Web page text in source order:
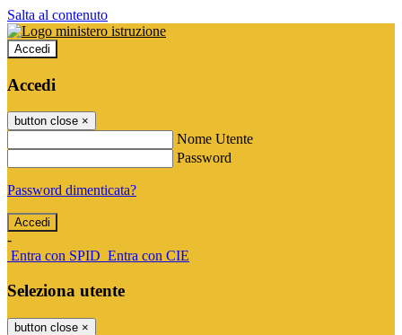
Salta al contenuto
Accedi
Accedi
button close ×
Nome Utente
Password
Password dimenticata?
-
Entra con SPID Entra con CIE
Seleziona utente
button close ×